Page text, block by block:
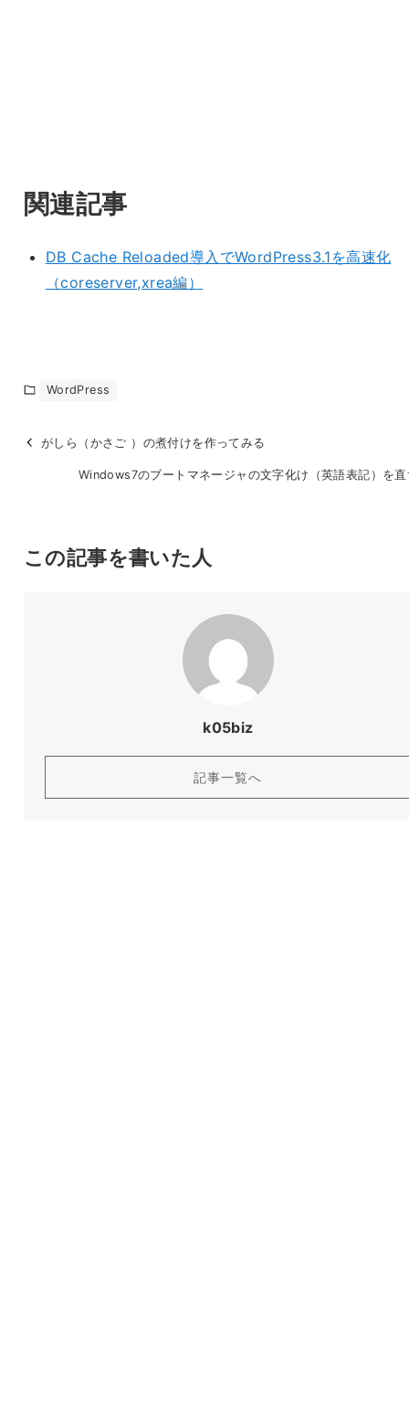
関連記事
DB Cache Reloaded導入でWordPress3.1を高速化
（coreserver,xrea編）
WordPress
がしら（かさご ）の煮付けを作ってみる
Windows7のブートマネージャの文字化け（英語表記）を
この記事を書いた人
k05biz
記事一覧へ